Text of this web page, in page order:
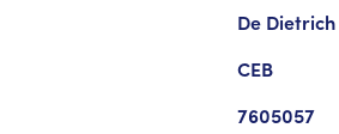
De Dietrich
CEB
7605057